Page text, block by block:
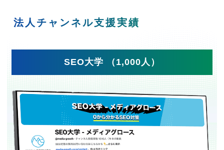
法人チャンネル支援実績
SEO大学 （1,000人）